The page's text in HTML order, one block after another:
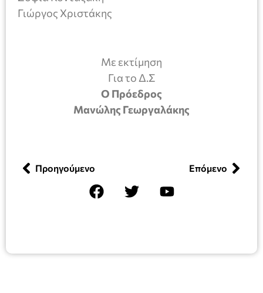
Γιώργος Χριστάκης
Με εκτίμηση
Για το Δ.Σ
Ο Πρόεδρος
Μανώλης Γεωργαλάκης
Προηγούμενο Επόμενο